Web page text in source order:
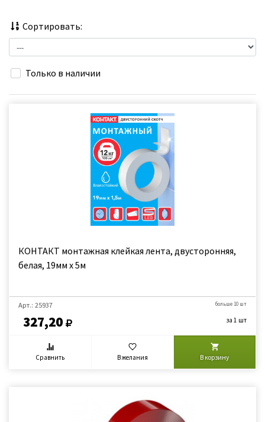
Сортировать:
Только в наличии
КОНТАКТ монтажная клейкая лента, двусторонняя,
белая, 19мм х 5м
Арт.: 25937
327,20
больше 10 шт
за 1 шт
Сравнить В желания В корзину